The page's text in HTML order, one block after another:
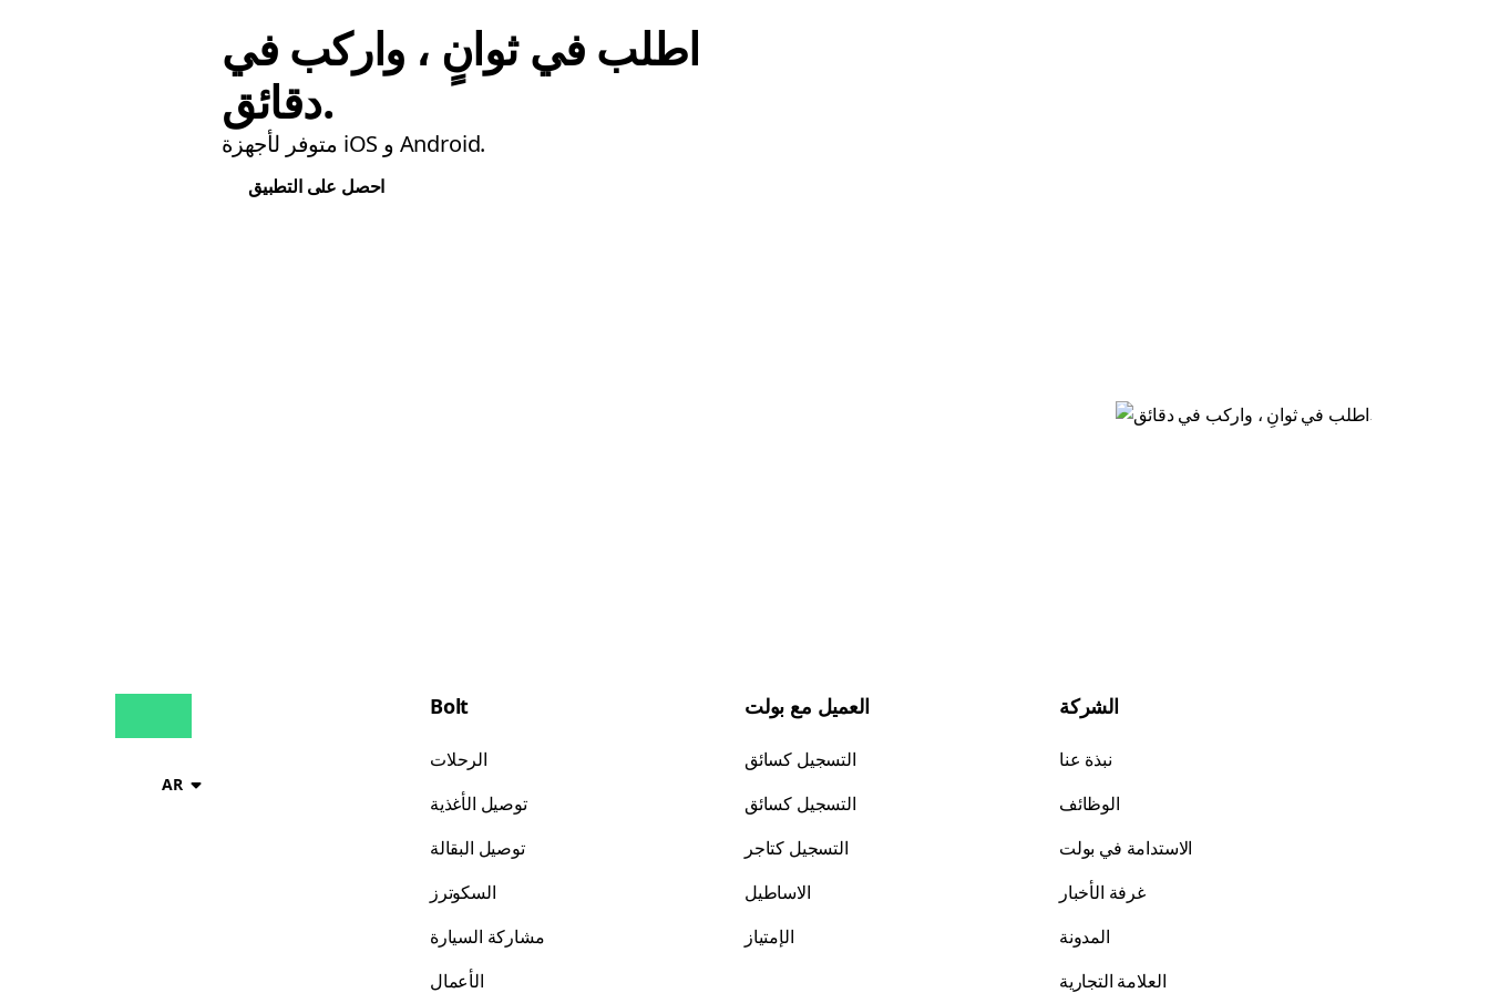
اطلب في ثوانٍ ، واركب في
دقائق.
متوفر لأجهزة iOS و Android.
احصل على التطبيق
AR
Bolt
الرحلات
توصيل الأغذية
توصيل البقالة
السكوترز
مشاركة السيارة
الأعمال
العميل مع بولت
التسجيل كسائق
التسجيل كسائق
التسجيل كتاجر
الاساطيل
الإمتياز
الشركة
نبذة عنا
الوظائف
الاستدامة في بولت
غرفة الأخبار
المدونة
العلامة التجارية